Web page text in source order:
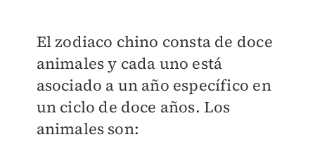
El zodiaco chino consta de doce
animales y cada uno está
asociado a un año específico en
un ciclo de doce años. Los
animales son: